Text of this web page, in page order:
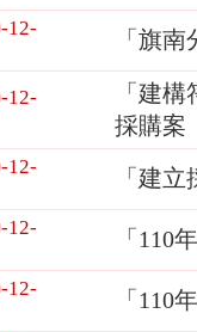
12-
「旗
12-
「建
採購案
12-
「建
12-
「110
12-
「110